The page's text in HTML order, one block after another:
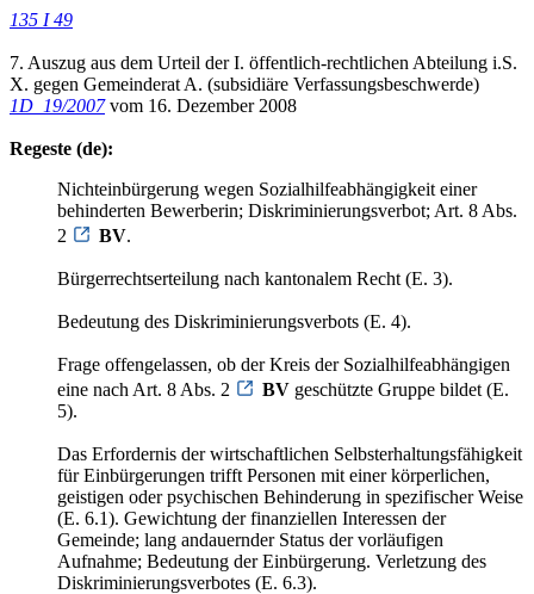
135 I 49
7. Auszug aus dem Urteil der I. öffentlich-rechtlichen Abteilung i.S.
X. gegen Gemeinderat A. (subsidiäre Verfassungsbeschwerde)
1D_19/2007vom 16. Dezember 2008
Regeste (de):
Nichteinbürgerung wegen Sozialhilfeabhängigkeit einer
behinderten Bewerberin; Diskriminierungsverbot; Art. 8 Abs.
2
BV.
Bürgerrechtserteilung nach kantonalem Recht (E. 3).
Bedeutung des Diskriminierungsverbots (E. 4).
Frage offengelassen, ob der Kreis der Sozialhilfeabhängigen
eine nach Art. 8 Abs. 2
BV geschützte Gruppe bildet (E.
5).
Das Erfordernis der wirtschaftlichen Selbsterhaltungsfähigkeit
für Einbürgerungen trifft Personen mit einer körperlichen,
geistigen oder psychischen Behinderung in spezifischer Weise
(E. 6.1). Gewichtung der finanziellen Interessen der
Gemeinde; lang andauernder Status der vorläufigen
Aufnahme; Bedeutung der Einbürgerung. Verletzung des
Diskriminierungsverbotes (E. 6.3).